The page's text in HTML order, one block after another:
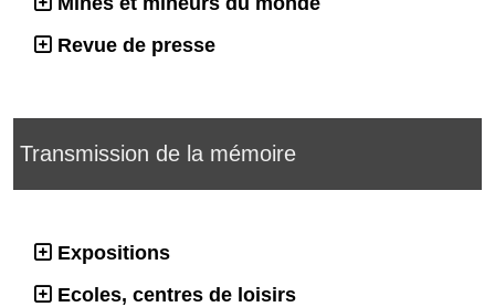
Revue de presse
Transmission de la mémoire
Expositions
Ecoles, centres de loisirs